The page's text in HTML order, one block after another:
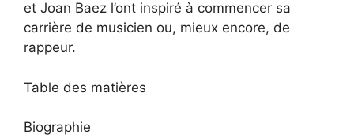
et Joan Baez l’ont inspiré à commencer sa
carrière de musicien ou, mieux encore, de
rappeur.
Table des matières
Biographie